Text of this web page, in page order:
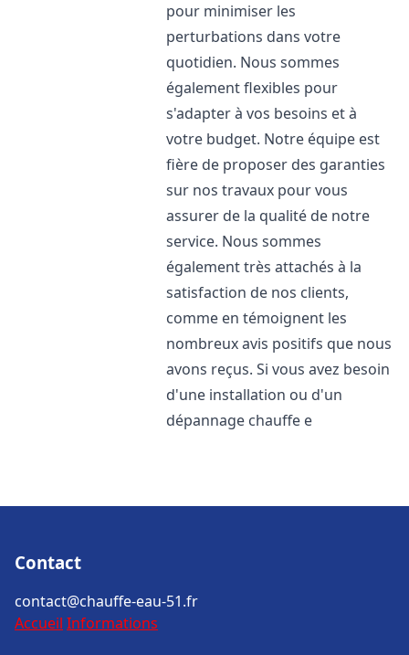
pour minimiser les
perturbations dans votre
quotidien. Nous sommes
également flexibles pour
s'adapter à vos besoins et à
votre budget. Notre équipe est
fière de proposer des garanties
sur nos travaux pour vous
assurer de la qualité de notre
service. Nous sommes
également très attachés à la
satisfaction de nos clients,
comme en témoignent les
nombreux avis positifs que nous
avons reçus. Si vous avez besoin
d'une installation ou d'un
dépannage chauffe e
Contact
contact@chauffe-eau-51.fr
Accueil Informations